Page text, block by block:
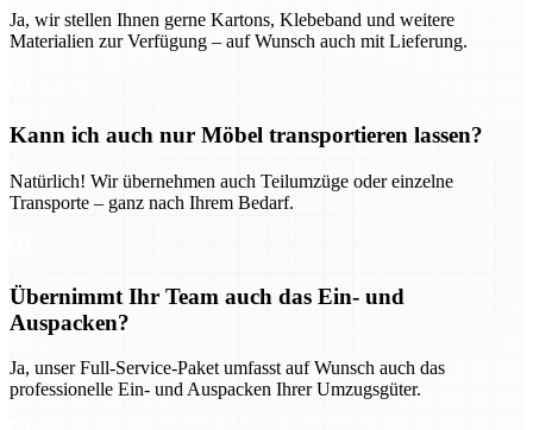
Ja, wir stellen Ihnen gerne Kartons, Klebeband und weitere
Materialien zur Verfügung – auf Wunsch auch mit Lieferung.
Kann ich auch nur Möbel transportieren lassen?
Natürlich! Wir übernehmen auch Teilumzüge oder einzelne
Transporte – ganz nach Ihrem Bedarf.
Übernimmt Ihr Team auch das Ein- und
Auspacken?
Ja, unser Full-Service-Paket umfasst auf Wunsch auch das
professionelle Ein- und Auspacken Ihrer Umzugsgüter.